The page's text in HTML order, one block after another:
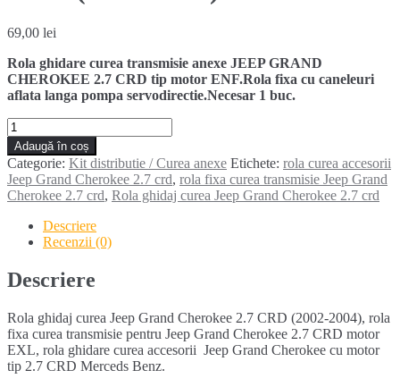
69,00 lei
Rola ghidare curea transmisie anexe JEEP GRAND
CHEROKEE 2.7 CRD tip motor ENF.Rola fixa cu caneleuri
aflata langa pompa servodirectie.Necesar 1 buc.
Cantitate
Rola
ghidaj
curea
JEEP
GRAND
CHEROKEE
(2001-
2004)
Adaugă în coș
Categorie: Kit distributie / Curea anexe Etichete: rola curea accesorii
Jeep Grand Cherokee 2.7 crd, rola fixa curea transmisie Jeep Grand
Cherokee 2.7 crd, Rola ghidaj curea Jeep Grand Cherokee 2.7 crd
Descriere
Recenzii (0)
Descriere
Rola ghidaj curea Jeep Grand Cherokee 2.7 CRD (2002-2004), rola
fixa curea transmisie pentru Jeep Grand Cherokee 2.7 CRD motor
EXL, rola ghidare curea accesorii Jeep Grand Cherokee cu motor
tip 2.7 CRD Merceds Benz.